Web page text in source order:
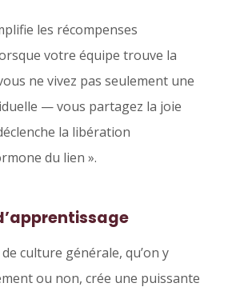
les récompenses
votre équipe trouve la
ne vivez pas seulement une
— vous partagez la joie
la libération
du lien ».
culture générale, qu’on y
ou non, crée une puissante